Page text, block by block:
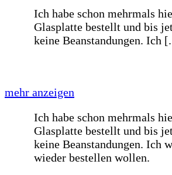
Informationen. Gutes
Preis-/Leistungsverhältnis und
termingetreue Lieferung in guter
Verpackung.
weniger anzeigen
Übersichtlicher und gut verständlicher
Bestellvorgang mit den erforderlichen
Informationen. Gutes [...]